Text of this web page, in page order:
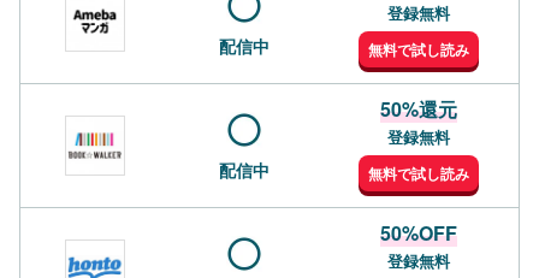
配信中
登録無料
無料で試し読み
配信中
50%還元
登録無料
無料で試し読み
50%OFF
登録無料